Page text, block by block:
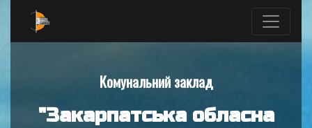
Комунальний заклад
"Закарпатська обласна